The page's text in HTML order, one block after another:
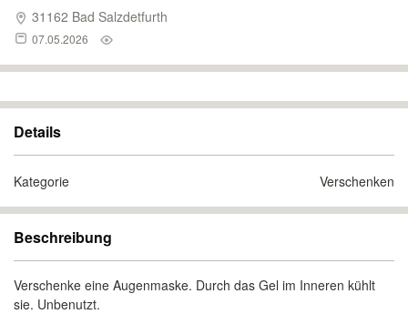
31162 Bad Salzdetfurth
07.05.2026
Details
Kategorie Verschenken
Beschreibung
Verschenke eine Augenmaske. Durch das Gel im Inneren kühlt
sie. Unbenutzt.